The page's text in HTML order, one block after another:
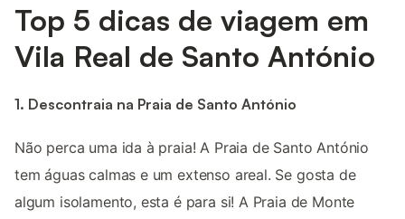
Top 5 dicas de viagem em
Vila Real de Santo António
1. Descontraia na Praia de Santo António
Não perca uma ida à praia! A Praia de Santo António
tem águas calmas e um extenso areal. Se gosta de
algum isolamento, esta é para si! A Praia de Monte